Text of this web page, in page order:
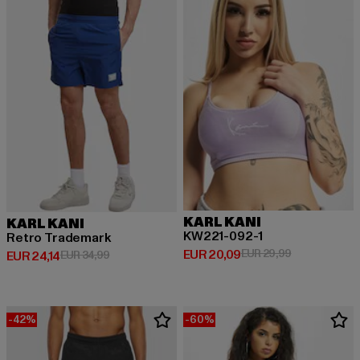
KARL KANI
Retro Trademark
EUR 24,14
Huidige prijs: EUR 24,14
EUR 34,99Actieprijs: EUR 34,99
KARL KANI
KW221-092-1
EUR 20,09
Huidige prijs: EUR 20,09
EUR 29,99Actieprijs:
-42% -60%